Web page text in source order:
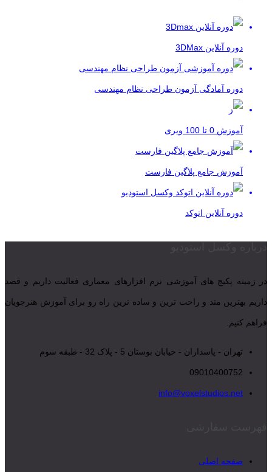
دوره آنلاین 3DMax
دوره آمادگی آزمون طراحی نظام مهندسی
آموزش 0 تا 100 ویری
آموزش جامع پلاگین فارست
دوره آنلاین اتوکد
در زمینه پکیج های آموزشی نرم افزارهای معماری فعالیت داریم و قصد
داریم بهترین متد و راحت ترین و ساده ترین راه رو برای آموزش هنرجویان
فراهم کنیم.
تهران - پاسداران - خیابان بوستان 5 - پلاک 32 - طبقه سوم
09010400752
info@voxelstudios.net
صفحه اصلی